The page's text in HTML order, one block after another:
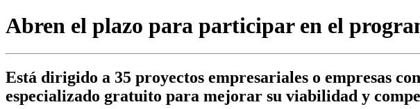
Abren el plazo para participar en el
Está dirigido a 35 proyectos empresariales o empresas
especializado gratuito para mejorar su viabilidad y